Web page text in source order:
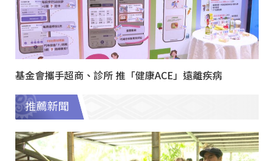
基金會攜手超商、診所 推「健康ACE」遠離疾病
推薦新聞